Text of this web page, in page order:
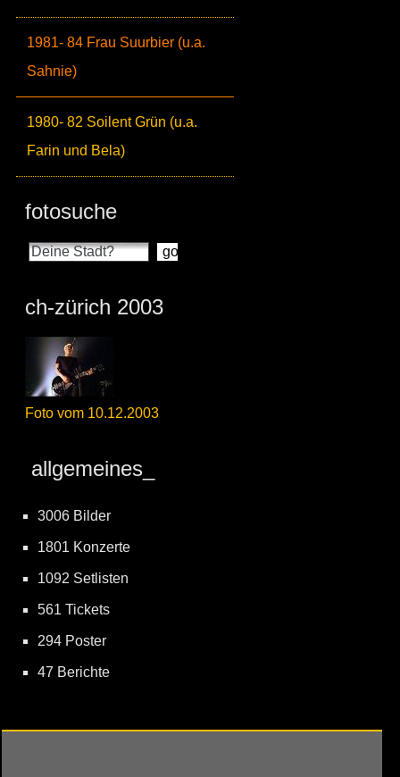
1981- 84 Frau Suurbier (u.a.
Sahnie)
1980- 82 Soilent Grün (u.a.
Farin und Bela)
fotosuche
ch-zürich 2003
Foto vom 10.12.2003
allgemeines_
3006 Bilder
1801 Konzerte
1092 Setlisten
561 Tickets
294 Poster
47 Berichte